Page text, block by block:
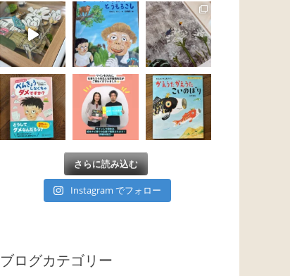
さらに読み込む
Instagram でフォロー
ブログカテゴリー